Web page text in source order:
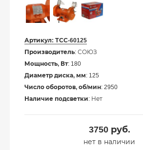
Артикул: ТСС-60125
Производитель: СОЮЗ
Мощность, Вт: 180
Диаметр диска, мм: 125
Число оборотов, об/мин: 2950
Наличие подсветки: Нет
3750руб.
нет в наличии